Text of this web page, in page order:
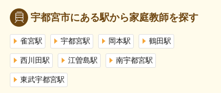
宇都宮市にある駅から家庭教師を探す
雀宮駅 宇都宮駅 岡本駅 鶴田駅
西川田駅 江曽島駅 南宇都宮駅
東武宇都宮駅